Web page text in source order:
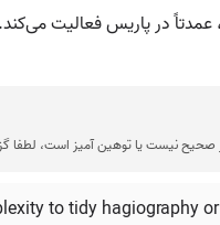
صحیح نیست یا توهین آمیز است، لطفا
to tidy hagiography